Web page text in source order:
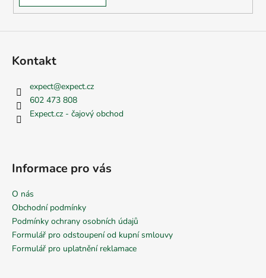
Kontakt
expect@expect.cz
602 473 808
Expect.cz - čajový obchod
Informace pro vás
O nás
Obchodní podmínky
Podmínky ochrany osobních údajů
Formulář pro odstoupení od kupní smlouvy
Formulář pro uplatnění reklamace